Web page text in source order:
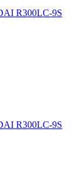
R300LC-9S
R300LC-9S